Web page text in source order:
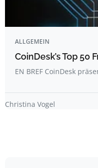
ALLGEMEIN
CoinDesk’s Top 50
EN BREF CoinDesk
Christina Vogel